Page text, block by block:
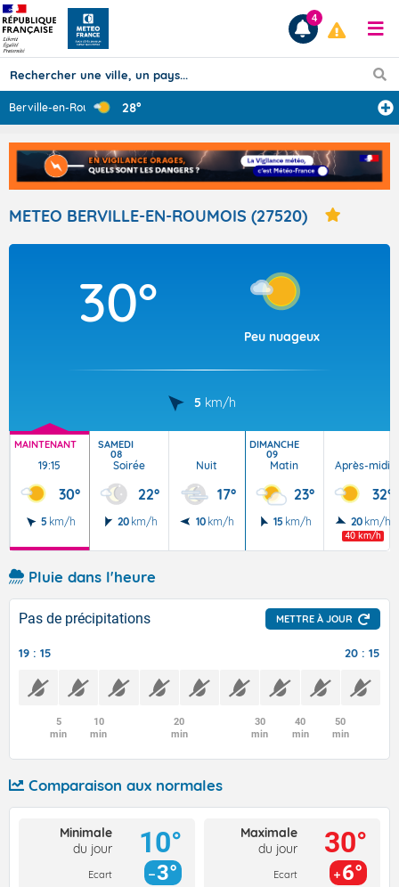
Prévisions
TOUS LES RÉSULTATS
Articles
4
Berville-en-Rou ... 28°
METEO BERVILLE-EN-ROUMOIS (27520)
30°
Peu nuageux
5 km/h
MAINTENANT
19:15
30°
5 km/h
SAMEDI
08
Soirée
22°
20 km/h
Nuit
17°
10 km/h
DIMANCHE
09
Matin
23°
15 km/h
Après-midi
32°
20 km/h
40 km/h
Pluie dans l'heure
Pas de précipitations METTRE À JOUR
19 : 15 20 : 15
5
min
10
min
20
min
30
min
40
min
50
min
Comparaison aux normales
Minimale
du jour
Ecart
10°
3°
Maximale
du jour
Ecart
30°
6°